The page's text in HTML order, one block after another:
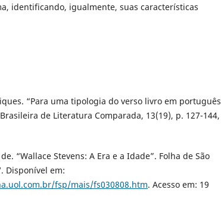
identificando, igualmente, suas características
“Para uma tipologia do verso livro em português
de Literatura Comparada, 13(19), p. 127-144,
“Wallace Stevens: A Era e a Idade”. Folha de São
Disponível em:
fsp/mais/fs030808.htm. Acesso em: 19